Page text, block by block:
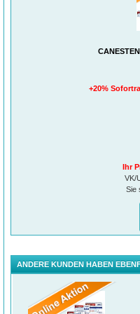
mit der Behandlung beginnen, um
+20%
Ihr
VK/
Sie
ANDERE KUNDEN HABEN